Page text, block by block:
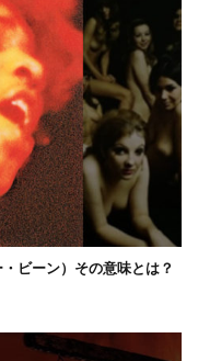
ビーン）その意味とは？